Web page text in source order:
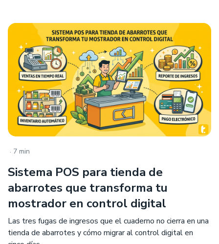
. 7 min
Sistema POS para tienda de
abarrotes que transforma tu
mostrador en control digital
Las tres fugas de ingresos que el cuaderno no cierra en una
tienda de abarrotes y cómo migrar al control digital en